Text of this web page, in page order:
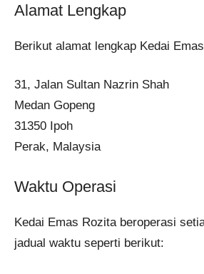
Alamat Lengkap
Berikut alamat lengkap Kedai
31, Jalan Sultan Nazrin Shah
Medan Gopeng
31350 Ipoh
Perak, Malaysia
Waktu Operasi
Kedai Emas Rozita beroperasi
jadual waktu seperti berikut:​